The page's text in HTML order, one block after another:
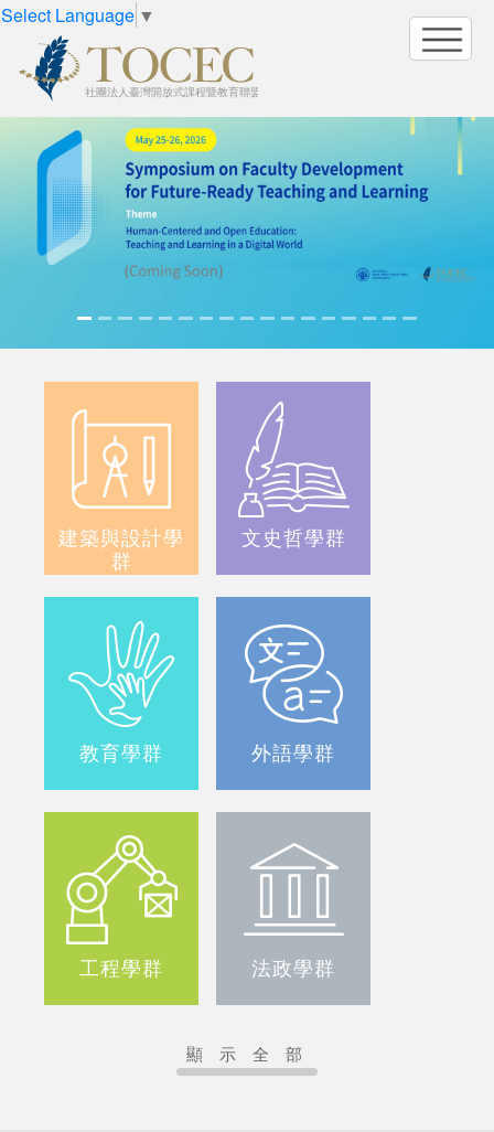
Select Language ▼
建築與設計學
群
文史哲學群
教育學群 外語學群
工程學群 法政學群
Previous
顯示全部